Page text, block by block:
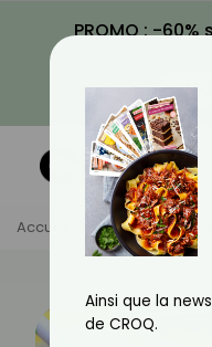
PROMO : -
Accueil Actus
Ainsi que la
de CROQ.